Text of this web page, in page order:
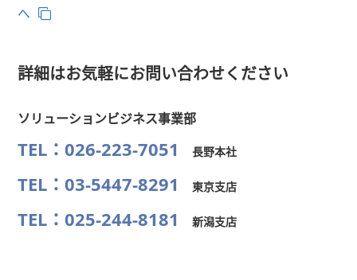
へ
詳細はお気軽にお問い合わせください
ソリューションビジネス事業部
TEL：026-223-7051 長野本社
TEL：03-5447-8291 東京支店
TEL：025-244-8181 新潟支店